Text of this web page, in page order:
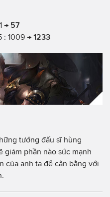
→ 57
: 1009 → 1233
tướng đấu sĩ hùng
giảm phần nào sức mạnh
của anh ta để cân bằng với